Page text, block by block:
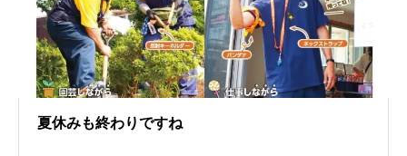
夏休みも終わりですね